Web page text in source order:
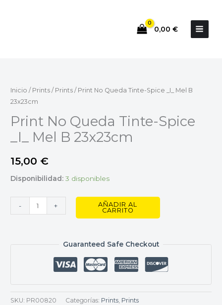
0,00 €
Inicio / Prints / Prints / Print No Queda Tinte-Spice _I_ Mel B
23x23cm
Print No Queda Tinte-Spice
_I_ Mel B 23x23cm
15,00 €
Disponibilidad: 3 disponibles
-
Queda
Tinte-
_I_
23x23cm
cantidad
+
AÑADIR AL
CARRITO
Guaranteed Safe Checkout
SKU: PR00820 Categorías: Prints, Prints